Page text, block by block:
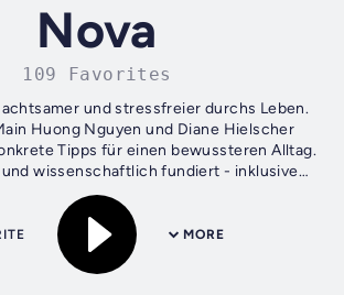
Nova
109 Favorites
und stressfreier durchs Leben.
Huong Nguyen und Diane Hielscher
Tipps für einen bewussteren Alltag.
wissenschaftlich fundiert - inklusive
am Ende...
MORE